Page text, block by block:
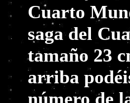
Cuarto
saga del
tamaño 23
arriba
número de